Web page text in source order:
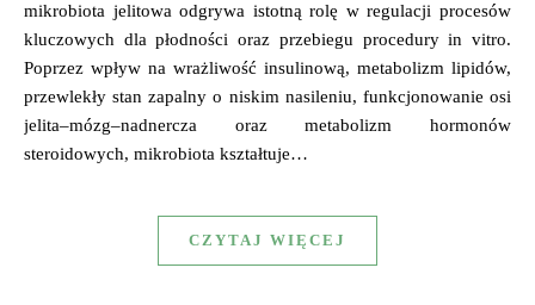
mikrobiota jelitowa odgrywa istotną rolę w regulacji procesów
kluczowych dla płodności oraz przebiegu procedury in vitro.
Poprzez wpływ na wrażliwość insulinową, metabolizm lipidów,
przewlekły stan zapalny o niskim nasileniu, funkcjonowanie osi
jelita–mózg–nadnercza oraz metabolizm hormonów
steroidowych, mikrobiota kształtuje…
CZYTAJ WIĘCEJ